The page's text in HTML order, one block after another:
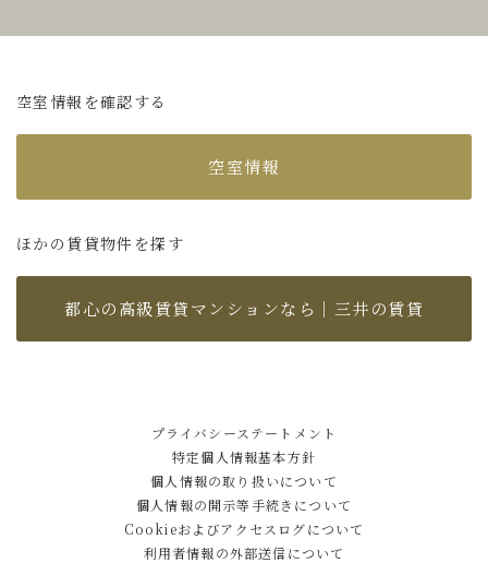
空室情報を確認する
空室情報
ほかの賃貸物件を探す
都心の高級賃貸マンションなら｜三井の賃貸
プライバシーステートメント
特定個人情報基本方針
個人情報の取り扱いについて
個人情報の開示等手続きについて
Cookieおよびアクセスログについて
利用者情報の外部送信について